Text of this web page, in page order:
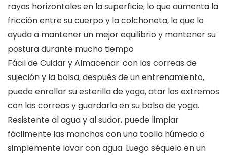
rayas horizontales en la superficie, lo que aumenta la
fricción entre su cuerpo y la colchoneta, lo que lo
ayuda a mantener un mejor equilibrio y mantener su
postura durante mucho tiempo
Fácil de Cuidar y Almacenar: con las correas de
sujeción y la bolsa, después de un entrenamiento,
puede enrollar su esterilla de yoga, atar los extremos
con las correas y guardarla en su bolsa de yoga.
Resistente al agua y al sudor, puede limpiar
fácilmente las manchas con una toalla húmeda o
simplemente lavar con agua. Luego séquelo en un